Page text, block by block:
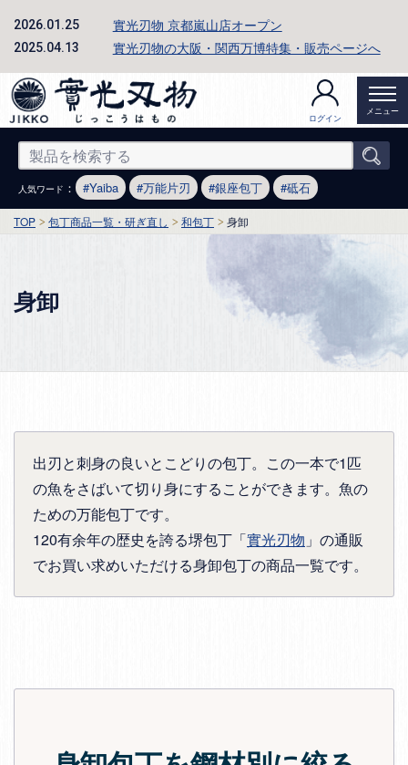
2026.01.25 實光刃物 京都嵐山店オープン
2025.04.13 實光刃物の大阪・関西万博特集・販売ページへ
ログイン
メニュー
人気ワード ： Yaiba 万能片刃 銀座包丁 砥石
TOP 包丁商品一覧・研ぎ直し 和包丁 身卸
身卸
出刃と刺身の良いとこどりの包丁。この一本で1匹
の魚をさばいて切り身にすることができます。魚の
ための万能包丁です。
120有余年の歴史を誇る堺包丁「實光刃物 」の通販
でお買い求めいただける身卸包丁の商品一覧です。